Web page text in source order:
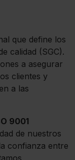
que define los
calidad (SGC).
a asegurar
clientes y
a las
9001
de nuestros
confianza entre